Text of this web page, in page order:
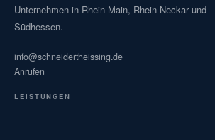
Unternehmen in Rhein-Main, Rhein-Neckar und
Südhessen.
info@schneidertheissing.de
Anrufen
LEISTUNGEN